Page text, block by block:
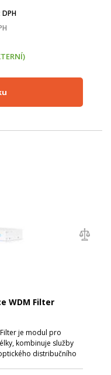
WDM Filter
je modul pro
kombinuje služby
distribučního